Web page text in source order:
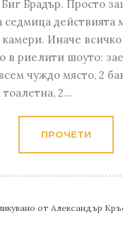
Брадър. Просто
седмица действията
Иначе всичко
в риелити шоуто:
чуждо място, 2
2...
ПРОЧЕТИ
от Александър